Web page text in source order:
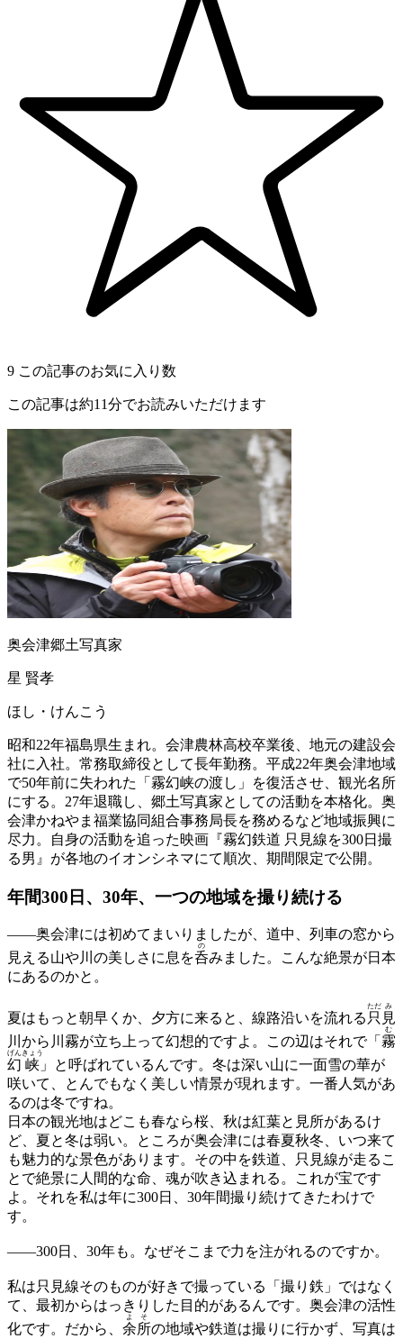
9 この記事のお気に入り数
この記事は約11分でお読みいただけます
奥会津郷土写真家
星 賢孝
ほし・けんこう
昭和22年福島県生まれ。会津農林高校卒業後、地元の建設会
社に入社。常務取締役として長年勤務。平成22年奥会津地域
で50年前に失われた「霧幻峡の渡し」を復活させ、観光名所
にする。27年退職し、郷土写真家としての活動を本格化。奥
会津かねやま福業協同組合事務局長を務めるなど地域振興に
尽力。自身の活動を追った映画『霧幻鉄道 只見線を300日撮
る男』が各地のイオンシネマにて順次、期間限定で公開。
年間300日、30年、 一つの地域を撮り続ける
——奥会津には初めてまいりましたが、道中、列車の窓から
見える山や川の美しさに息を呑
の
みました。こんな絶景が日本
にあるのかと。
夏はもっと朝早くか、夕方に来ると、線路沿いを流れる 只
ただ
見
み
川から川霧が立ち上って幻想的ですよ。この辺はそれで「 霧
む
幻
げん
峡
きょう
」と呼ばれているんです。冬は深い山に一面雪の華が
咲いて、とんでもなく美しい情景が現れます。一番人気があ
るのは冬ですね。
日本の観光地はどこも春なら桜、秋は紅葉と見所があるけ
ど、夏と冬は弱い。ところが奥会津には春夏秋冬、いつ来て
も魅力的な景色があります。その中を鉄道、只見線が走るこ
とで絶景に人間的な命、魂が吹き込まれる。これが宝です
よ。それを私は年に300日、30年間撮り続けてきたわけで
す。
——300日、30年も。なぜそこまで力を注がれるのですか。
私は只見線そのものが好きで撮っている「撮り鉄」ではなく
て、最初からはっきりした目的があるんです。奥会津の活性
化です。だから、 余
よ
所
そ
の地域や鉄道は撮りに行かず、写真は